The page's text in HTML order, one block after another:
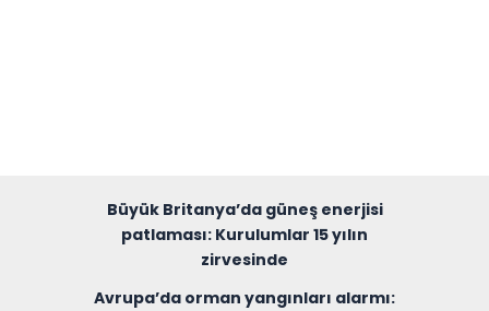
Büyük Britanya’da güneş enerjisi
patlaması: Kurulumlar 15 yılın
zirvesinde
Avrupa’da orman yangınları alarmı: